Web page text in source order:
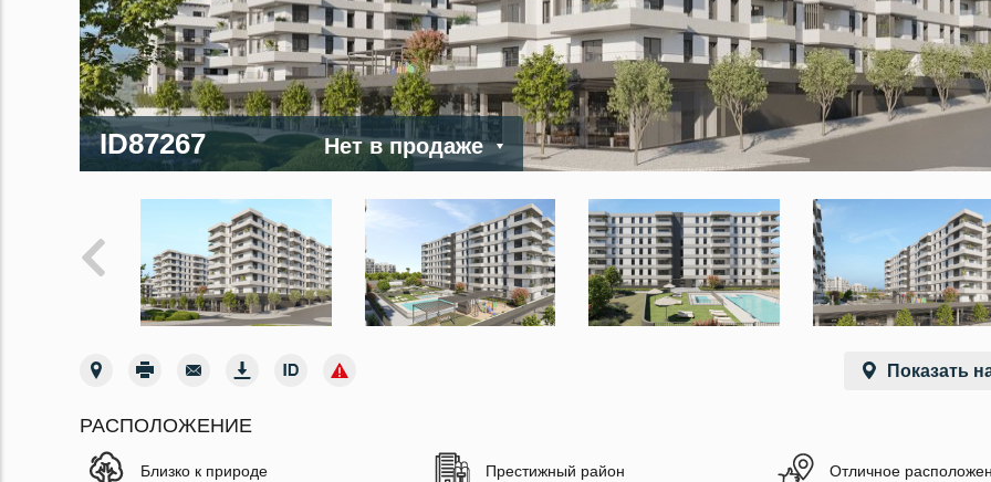
ID87267 Нет в продаже
Показать
РАСПОЛОЖЕНИЕ
Близко к природе Престижный район Отличное